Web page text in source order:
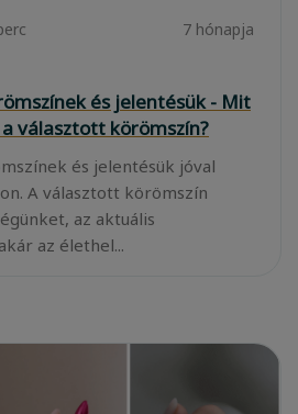
7 hónapja
és jelentésük - Mit
választott körömszín?
és jelentésük jóval
A választott körömszín
az aktuális
az élethel...